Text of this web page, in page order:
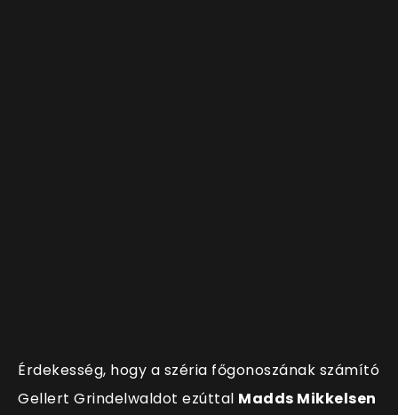
Érdekesség, hogy a széria főgonoszának számító
Gellert Grindelwaldot ezúttal Madds Mikkelsen